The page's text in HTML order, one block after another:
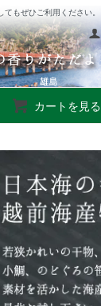
もぜひご利用ください。
カートを見る